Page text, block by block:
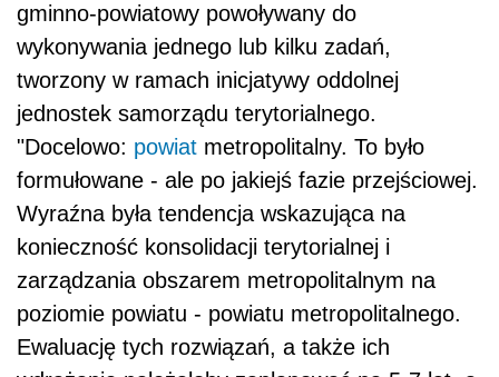
gminno-powiatowy powoływany do
wykonywania jednego lub kilku zadań,
tworzony w ramach inicjatywy oddolnej
jednostek samorządu terytorialnego.
"Docelowo: powiat metropolitalny. To było
formułowane - ale po jakiejś fazie przejściowej.
Wyraźna była tendencja wskazująca na
konieczność konsolidacji terytorialnej i
zarządzania obszarem metropolitalnym na
poziomie powiatu - powiatu metropolitalnego.
Ewaluację tych rozwiązań, a także ich